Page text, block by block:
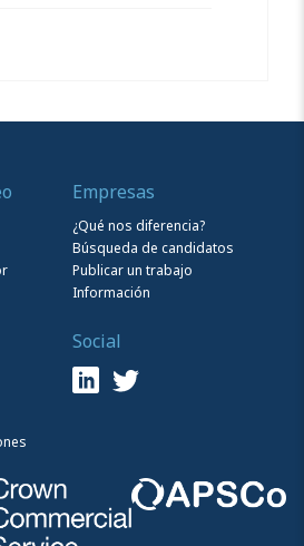
Empresas
¿Qué nos diferencia?
Búsqueda de candidatos
Publicar un trabajo
Información
Social